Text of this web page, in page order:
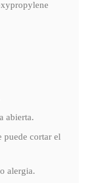
abierta.
puede cortar el
alergia.